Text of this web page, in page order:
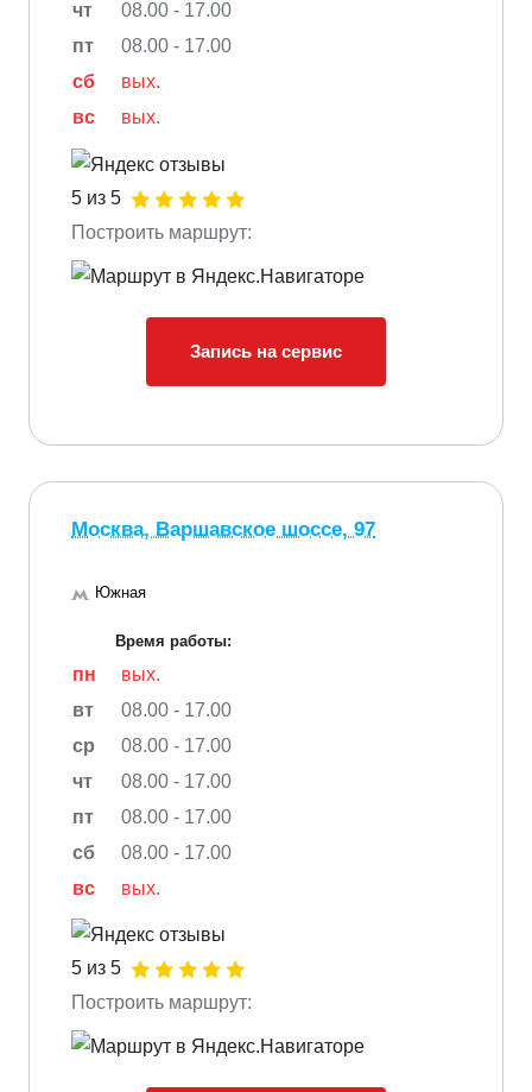
чт
08.00 - 17.00
пт
08.00 - 17.00
сб
вых.
вс
вых.
5 из 5
Построить маршрут:
Запись на сервис
Москва, Варшавское шоссе, 97
Южная
Время работы:
пн
вых.
вт
08.00 - 17.00
ср
08.00 - 17.00
чт
08.00 - 17.00
пт
08.00 - 17.00
сб
08.00 - 17.00
вс
вых.
5 из 5
Построить маршрут: